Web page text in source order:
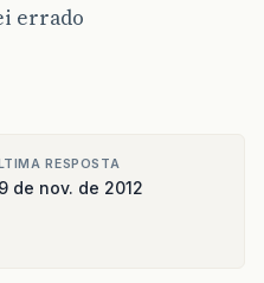
errado
RESPOSTA
de nov. de 2012